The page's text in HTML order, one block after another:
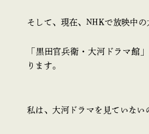
そして、現在、NHKで放映中の
「黒田官兵衛・大河ドラマ館
ります。
私は、大河ドラマを見ていない